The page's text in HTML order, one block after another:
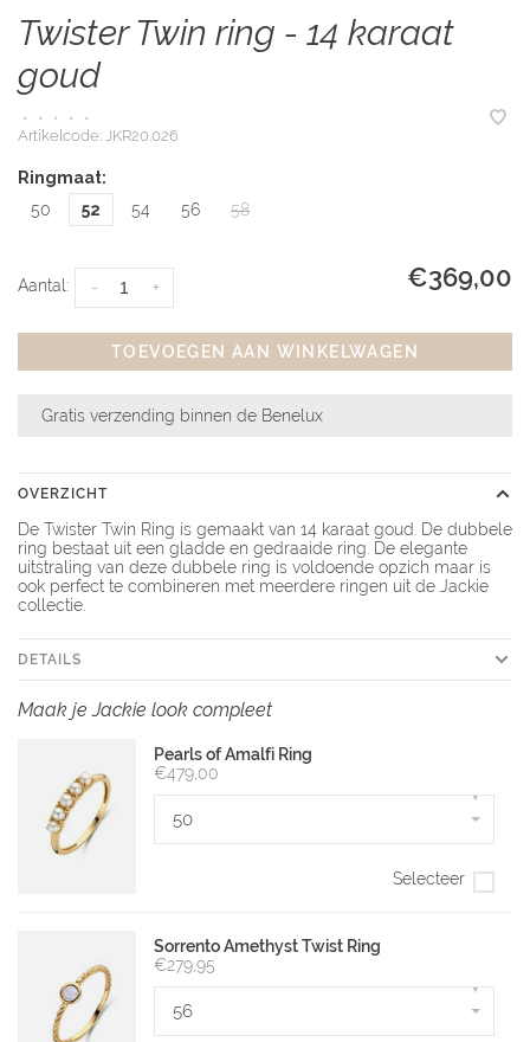
Twister Twin ring - 14 karaat
goud
• • • •
•
Artikelcode: JKR20.026
Ringmaat:
50
52 54 56 58
Aantal: +
- €369,00
TOEVOEGEN AAN WINKELWAGEN
Gratis verzending binnen de Benelux
OVERZICHT
De Twister Twin Ring is gemaakt van 14 karaat goud. De dubbele
ring bestaat uit een gladde en gedraaide ring. De elegante
uitstraling van deze dubbele ring is voldoende opzich maar is
ook perfect te combineren met meerdere ringen uit de Jackie
collectie.
DETAILS
Maak je Jackie look compleet
Pearls of Amalfi Ring
€479,00
50
▾
Selecteer
Sorrento Amethyst Twist Ring
€279,95
56
▾